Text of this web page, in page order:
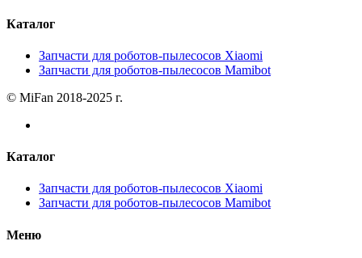
Каталог
Запчасти для роботов-пылесосов Xiaomi
Запчасти для роботов-пылесосов Mamibot
© MiFan 2018-2025 г.
Каталог
Запчасти для роботов-пылесосов Xiaomi
Запчасти для роботов-пылесосов Mamibot
Меню